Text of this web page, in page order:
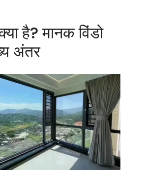
है? मानक विंडो
अंतर